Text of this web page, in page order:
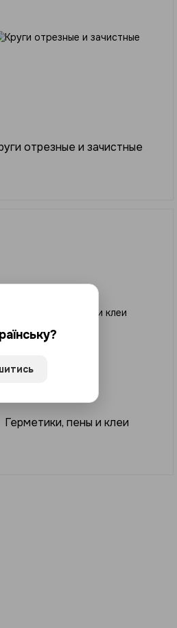
отрезные и зачистные
Герметики, пены и клеи